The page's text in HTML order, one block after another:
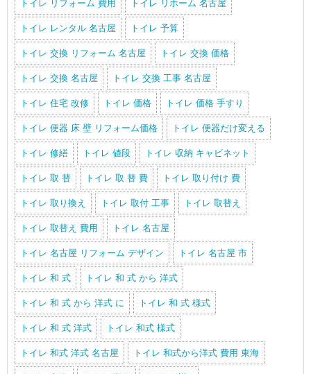
トイレ リフォーム 費用 トイレ リホーム 名古屋
トイレ レンタル 名古屋 トイレ 予算
トイレ 交換 リフォーム 名古屋 トイレ 交換 価格
トイレ 交換 名古屋 トイレ 交換 工事 名古屋
トイレ 住宅 改修 トイレ 価格 トイレ 価格 手すり
トイレ 便器 床 壁 リフォーム価格 トイレ 便器だけ変える
トイレ 修繕 トイレ 値段 トイレ 収納 キャビネット
トイレ 取 替 トイレ 取 替 費 トイレ 取り付け 費
トイレ 取り換え トイレ 取付 工事 トイレ 取替え
トイレ 取替え 費用 トイレ 名古屋
トイレ 名古屋 リフォーム デザイン トイレ 名古屋 市
トイレ 和 式 トイレ 和 式 から 洋式
トイレ 和 式 から 洋式 に トイレ 和 式 様式
トイレ 和 式 洋式 トイレ 和式 様式
トイレ 和式 洋式 名古屋 トイレ 和式から洋式 費用 東海